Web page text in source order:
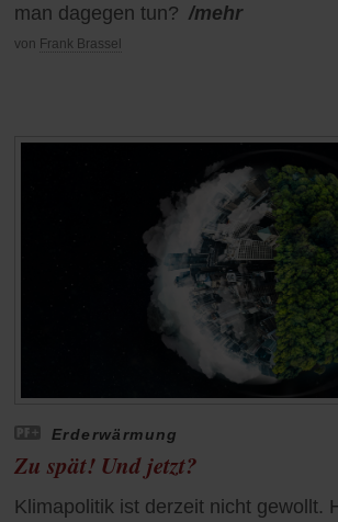
man dagegen tun? /mehr
von Frank Brassel
Erderwärmung
Zu spät! Und jetzt?
Klimapolitik ist derzeit nicht gewollt.